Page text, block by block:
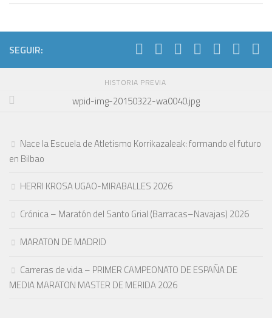
SEGUIR:
HISTORIA PREVIA
wpid-img-20150322-wa0040.jpg
Nace la Escuela de Atletismo Korrikazaleak: formando el futuro
en Bilbao
HERRI KROSA UGAO-MIRABALLES 2026
Crónica – Maratón del Santo Grial (Barracas–Navajas) 2026
MARATON DE MADRID
Carreras de vida – PRIMER CAMPEONATO DE ESPAÑA DE
MEDIA MARATON MASTER DE MERIDA 2026